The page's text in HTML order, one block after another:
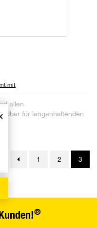
mit
allen
für langanhaltenden
1 2 3
®